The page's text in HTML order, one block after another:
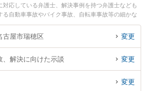
対応している弁護士、解決事例を持つ弁護士なども
る自動車事故やバイク事故、自転車事故等の細かな
き便利です。特に名古屋みずほ法律事務所の田本 伸
報や弁護士費用、強みなどが注目されています。
い』『初回相談無料で交通事故の示談交渉を法律相
の弁護士に相談予約したい』などでお困りの相談者
古屋市瑞穂区 変更
、解決に向けた示談 変更
変更